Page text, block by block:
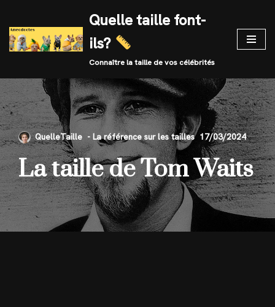
Skip
to
Quelle taille font-
ils?
Connaître la taille de vos célébrités
QuelleTaille 17/03/2024
La taille de Tom Waits